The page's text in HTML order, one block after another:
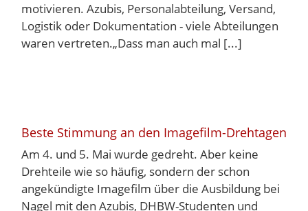
motivieren. Azubis, Personalabteilung, Versand,
Logistik oder Dokumentation - viele Abteilungen
waren vertreten.„Dass man auch mal [...]
Beste Stimmung an den Imagefilm-Drehtagen
Am 4. und 5. Mai wurde gedreht. Aber keine
Drehteile wie so häufig, sondern der schon
angekündigte Imagefilm über die Ausbildung bei
Nagel mit den Azubis, DHBW-Studenten und